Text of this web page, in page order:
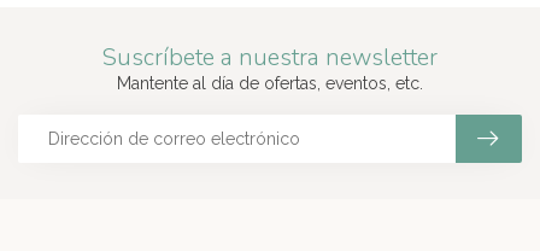
Suscríbete a nuestra newsletter
Mantente al día de ofertas, eventos, etc.